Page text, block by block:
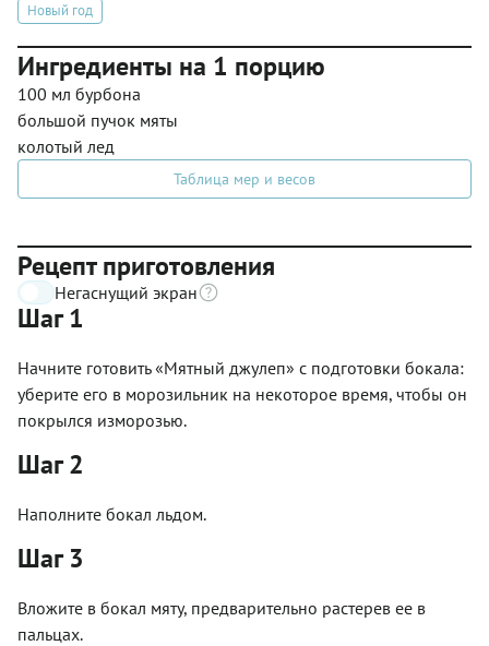
Новый год
Ингредиенты на 1 порцию
100 мл бурбона
большой пучок мяты
колотый лед
Таблица мер и весов
Рецепт приготовления
Негаснущий экран
Шаг 1
Начните готовить «Мятный джулеп» с подготовки бокала:
уберите его в морозильник на некоторое время, чтобы он
покрылся изморозью.
Шаг 2
Наполните бокал льдом.
Шаг 3
Вложите в бокал мяту, предварительно растерев ее в
пальцах.